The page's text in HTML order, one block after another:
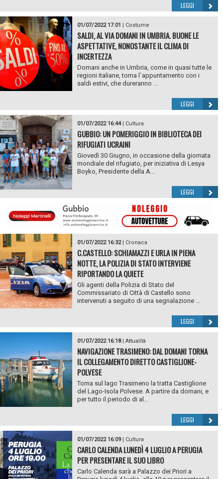
LEGGI
01/07/2022 17:01 | Costume
SALDI, AL VIA DOMANI IN UMBRIA. BUONE LE
ASPETTATIVE, NONOSTANTE IL CLIMA DI
INCERTEZZA
Domani anche in Umbria, come in quasi tutte le
regioni italiane, torna l`appuntamento con i
saldi estivi, che dureranno ...
LEGGI
01/07/2022 16:44| Cultura
GUBBIO: UN POMERIGGIO IN BIBLIOTECA DEI
RIFUGIATI UCRAINI
Giovedì 30 Giugno, in occasione della giornata
mondiale del rifugiato, per iniziativa di Lesya
Boyko, Presidente della A...
LEGGI
01/07/2022 16:32| Cronaca
C.CASTELLO: SCHIAMAZZI E URLA IN PIENA
NOTTE, LA POLIZIA DI STATO INTERVIENE
RIPORTANDO LA QUIETE
Gli agenti della Polizia di Stato del
Commissariato di Città di Castello sono
intervenuti a seguito di una segnalazione ...
LEGGI
01/07/2022 16:18| Attualità
NAVIGAZIONE TRASIMENO: DAL DOMANI TORNA
IL COLLEGAMENTO DIRETTO CASTIGLIONE-
POLVESE
Torna sul lago Trasimeno la tratta Castiglione
del Lago-Isola Polvese. A partire da domani, e
per tutto il periodo di al...
LEGGI
01/07/2022 16:09| Cultura
CARLO CALENDA LUNEDÌ 4 LUGLIO A PERUGIA
PER PRESENTARE IL SUO LIBRO
Carlo Calenda sarà a Palazzo dei Priori a